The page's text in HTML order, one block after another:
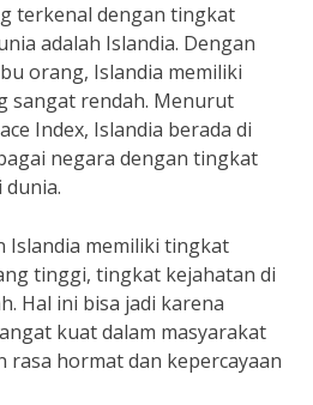
terkenal dengan tingkat
adalah Islandia. Dengan
orang, Islandia memiliki
sangat rendah. Menurut
Index, Islandia berada di
negara dengan tingkat
Islandia memiliki tingkat
tinggi, tingkat kejahatan di
Hal ini bisa jadi karena
kuat dalam masyarakat
rasa hormat dan kepercayaan